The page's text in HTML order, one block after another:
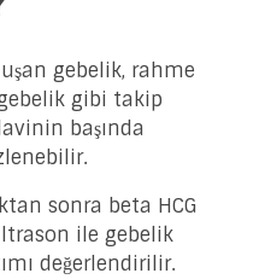
gebelik, rahme
gibi takip
başında
sonra beta HCG
ile gebelik
değerlendirilir.